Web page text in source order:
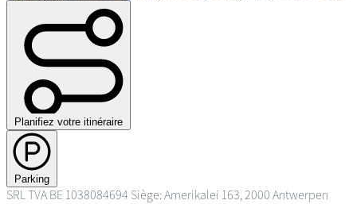
Planifiez votre itinéraire
Parking
SRLTVA BE 1038084694 Siège: Amerikalei 163, 2000 Antwerpen